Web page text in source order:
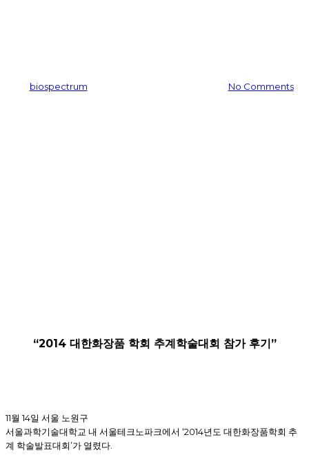
biospectrum No Comments
“2014 대한화장품 학회 추계학술대회 참가 후기”
11월 14일 서울 노원구
서울과학기술대학교 내 서울테크노파크에서 ‘2014년도 대한화장품학회 추
계 학술발표대회 ’가 열렸다